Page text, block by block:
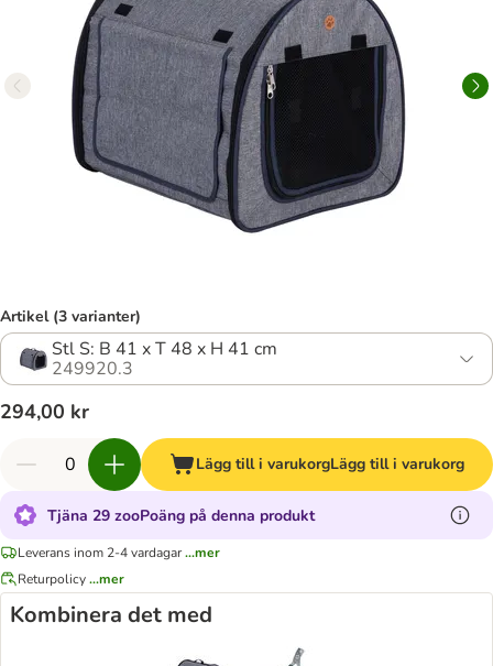
Artikel (3 varianter)
Stl S: B 41 x T 48 x H 41 cm
249920.3
294,00 kr
Lägg till i varukorgLägg till i varukorg
Tjäna 29 zooPoäng på denna produkt
Leverans inom 2-4 vardagar...mer
Returpolicy...mer
Kombinera det med